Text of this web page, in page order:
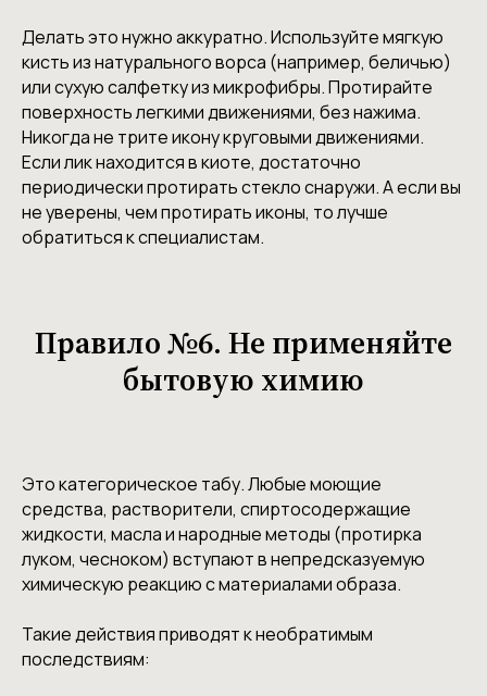
Делать это нужно аккуратно. Используйте мягкую
кисть из натурального ворса (например, беличью)
или сухую салфетку из микрофибры. Протирайте
поверхность легкими движениями, без нажима.
Никогда не трите икону круговыми движениями.
Если лик находится в киоте, достаточно
периодически протирать стекло снаружи. А если вы
не уверены, чем протирать иконы, то лучше
обратиться к специалистам.
Правило №6. Не применяйте
бытовую химию
Это категорическое табу. Любые моющие
средства, растворители, спиртосодержащие
жидкости, масла и народные методы (протирка
луком, чесноком) вступают в непредсказуемую
химическую реакцию с материалами образа.
Такие действия приводят к необратимым
последствиям: